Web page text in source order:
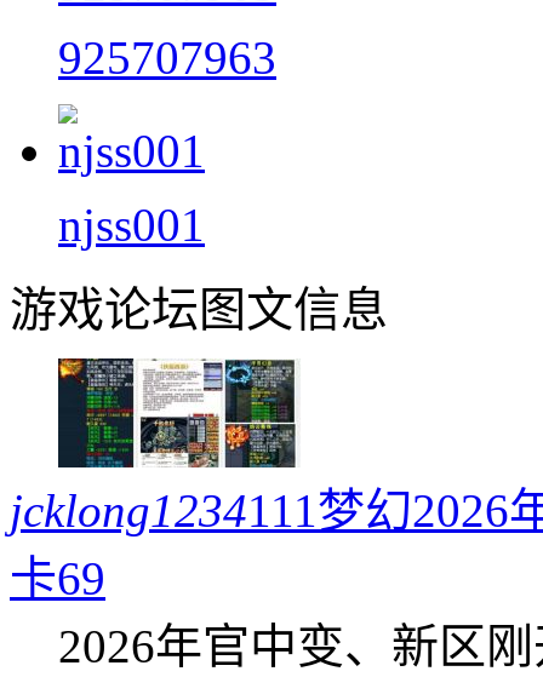
925707963
njss001
游戏论坛图文信息
jcklong1234111梦幻2026
卡69
2026年官中变、新区